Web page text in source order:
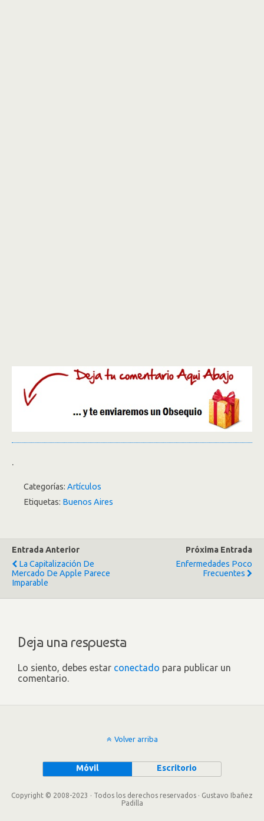
Categorías: Artículos
Etiquetas: Buenos Aires
Entrada Anterior
La Capitalización De
Mercado De Apple Parece
Imparable
Próxima Entrada
Enfermedades Poco
Frecuentes
Deja una respuesta
Lo siento, debes estar conectado para publicar un
comentario.
Volver arriba
Móvil Escritorio
Copyright © 2008-2023 · Todos los derechos reservados · Gustavo Ibañez
Padilla